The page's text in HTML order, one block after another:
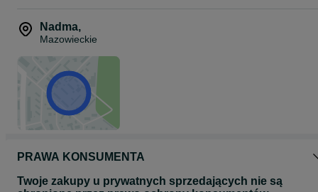
Nadma,
Mazowieckie
PRAWA KONSUMENTA
Twoje zakupy u prywatnych sprzedających nie są